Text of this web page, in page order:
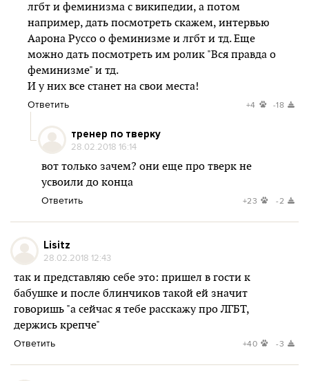
лгбт и феминизма с википедии, а потом
например, дать посмотреть скажем, интервью
Аарона Руссо о феминизме и лгбт и тд. Еще
можно дать посмотреть им ролик "Вся правда о
феминизме" и тд.
И у них все станет на свои места!
Ответить +4 -18
тренер по тверку
28.02.2018 16:14
вот только зачем? они еще про тверк не
усвоили до конца
Ответить +23 -2
Lisitz
28.02.2018 12:43
так и представляю себе это: пришел в гости к
бабушке и после блинчиков такой ей значит
говоришь "а сейчас я тебе расскажу про ЛГБТ,
держись крепче"
Ответить +40 -3